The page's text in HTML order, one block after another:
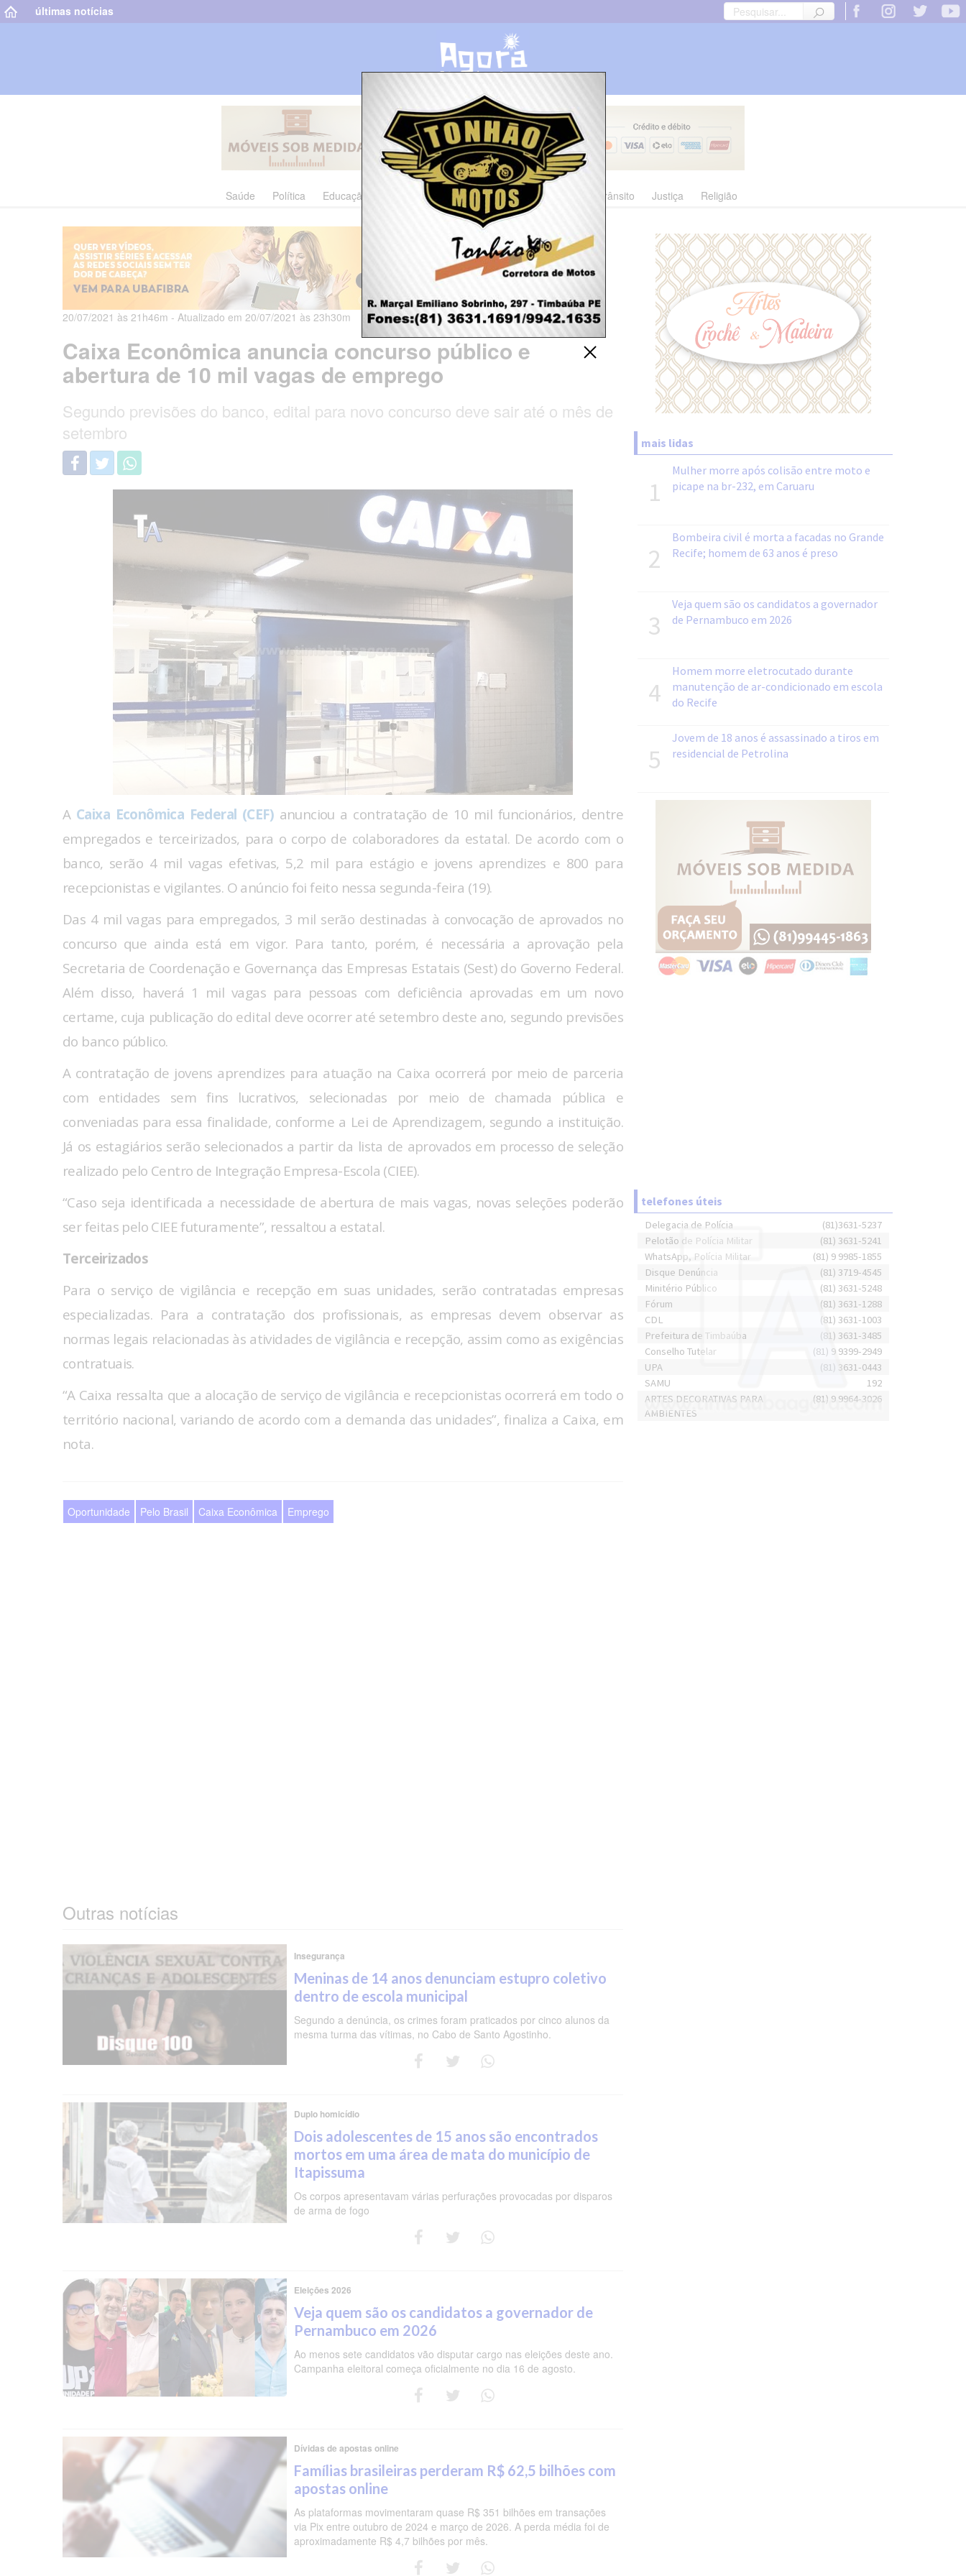
últimas notícias
Saúde Política Educação Cultura Polícia Economia Trânsito Justiça Religião
20/07/2021 às 21h46m - Atualizado em 20/07/2021 às 23h30m
Caixa Econômica anuncia concurso público e
abertura de 10 mil vagas de emprego
Segundo previsões do banco, edital para novo concurso deve sair até o mês de
setembro
A Caixa Econômica Federal (CEF) anunciou a contratação de 10 mil funcionários, dentre
empregados e terceirizados, para o corpo de colaboradores da estatal. De acordo com o
banco, serão 4 mil vagas efetivas, 5,2 mil para estágio e jovens aprendizes e 800 para
recepcionistas e vigilantes. O anúncio foi feito nessa segunda-feira (19).
Das 4 mil vagas para empregados, 3 mil serão destinadas à convocação de aprovados no
concurso que ainda está em vigor. Para tanto, porém, é necessária a aprovação pela
Secretaria de Coordenação e Governança das Empresas Estatais (Sest) do Governo Federal.
Além disso, haverá 1 mil vagas para pessoas com deficiência aprovadas em um novo
certame, cuja publicação do edital deve ocorrer até setembro deste ano, segundo previsões
do banco público.
A contratação de jovens aprendizes para atuação na Caixa ocorrerá por meio de parceria
com entidades sem fins lucrativos, selecionadas por meio de chamada pública e
conveniadas para essa finalidade, conforme a Lei de Aprendizagem, segundo a instituição.
Já os estagiários serão selecionados a partir da lista de aprovados em processo de seleção
realizado pelo Centro de Integração Empresa-Escola (CIEE).
“Caso seja identificada a necessidade de abertura de mais vagas, novas seleções poderão
ser feitas pelo CIEE futuramente”, ressaltou a estatal.
Terceirizados
Para o serviço de vigilância e recepção em suas unidades, serão contratadas empresas
especializadas. Para a contratação dos profissionais, as empresas devem observar as
normas legais relacionadas às atividades de vigilância e recepção, assim como as exigências
contratuais.
“A Caixa ressalta que a alocação de serviço de vigilância e recepcionistas ocorrerá em todo o
território nacional, variando de acordo com a demanda das unidades”, finaliza a Caixa, em
nota.
Oportunidade Pelo Brasil Caixa Econômica Emprego
Outras notícias
Insegurança
Meninas de 14 anos denunciam estupro coletivo
dentro de escola municipal
Segundo a denúncia, os crimes foram praticados por cinco alunos da
mesma turma das vítimas, no Cabo de Santo Agostinho.
Duplo homicídio
Dois adolescentes de 15 anos são encontrados
mortos em uma área de mata do município de
Itapissuma
Os corpos apresentavam várias perfurações provocadas por disparos
de arma de fogo
Eleições 2026
Veja quem são os candidatos a governador de
Pernambuco em 2026
Ao menos sete candidatos vão disputar cargo nas eleições deste ano.
Campanha eleitoral começa oficialmente no dia 16 de agosto.
Dívidas de apostas online
Famílias brasileiras perderam R$ 62,5 bilhões com
apostas online
As plataformas movimentaram quase R$ 351 bilhões em transações
via Pix entre outubro de 2024 e março de 2026. A perda média foi de
aproximadamente R$ 4,7 bilhões por mês.
mais lidas
1
Mulher morre após colisão entre moto e
picape na br-232, em Caruaru
2
Bombeira civil é morta a facadas no Grande
Recife; homem de 63 anos é preso
3
Veja quem são os candidatos a governador
de Pernambuco em 2026
4
Homem morre eletrocutado durante
manutenção de ar-condicionado em escola
do Recife
5
Jovem de 18 anos é assassinado a tiros em
residencial de Petrolina
telefones úteis
Delegacia de Polícia
(81)3631-5237
Pelotão de Polícia Militar
(81) 3631-5241
WhatsApp, Polícia Militar
(81) 9 9985-1855
Disque Denúncia
(81) 3719-4545
Minitério Público
(81) 3631-5248
Fórum
(81) 3631-1288
CDL
(81) 3631-1003
Prefeitura de Timbaúba
(81) 3631-3485
Conselho Tutelar
(81) 9 9399-2949
UPA
(81) 3631-0443
SAMU
192
ARTES DECORATIVAS PARA
AMBIENTES
(81) 9 9964-3026